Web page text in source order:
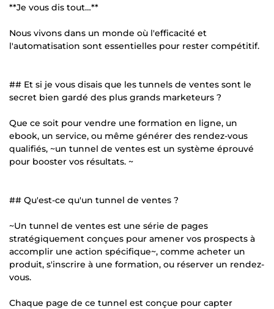
**Je vous dis tout…**
Nous vivons dans un monde où l'efficacité et
l'automatisation sont essentielles pour rester compétitif.
## Et si je vous disais que les tunnels de ventes sont le
secret bien gardé des plus grands marketeurs ?
Que ce soit pour vendre une formation en ligne, un
ebook, un service, ou même générer des rendez-vous
qualifiés, ~un tunnel de ventes est un système éprouvé
pour booster vos résultats. ~
## Qu'est-ce qu'un tunnel de ventes ?
~Un tunnel de ventes est une série de pages
stratégiquement conçues pour amener vos prospects à
accomplir une action spécifique~, comme acheter un
produit, s'inscrire à une formation, ou réserver un rendez-
vous.
Chaque page de ce tunnel est conçue pour capter